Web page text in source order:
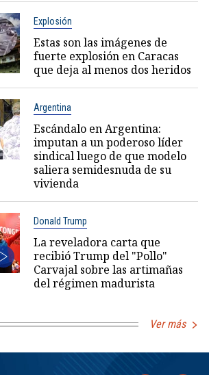
Explosión
Estas son las imágenes de
fuerte explosión en Caracas
que deja al menos dos heridos
Argentina
Escándalo en Argentina:
imputan a un poderoso líder
sindical luego de que modelo
saliera semidesnuda de su
vivienda
Donald Trump
La reveladora carta que
recibió Trump del "Pollo"
Carvajal sobre las artimañas
del régimen madurista
Ver más